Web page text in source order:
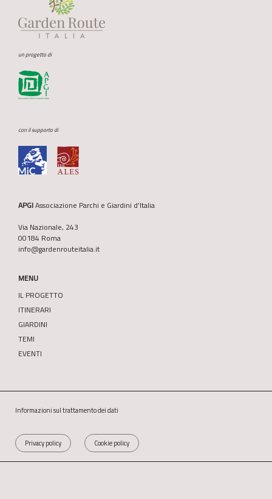
un progetto di
con il supporto di
APGIAssociazione Parchi e Giardini d’Italia
Via Nazionale, 243
00184 Roma
info@gardenrouteitalia.it
MENU
IL PROGETTO
ITINERARI
GIARDINI
TEMI
EVENTI
Informazioni sul trattamento dei dati
Privacy policy Cookie policy